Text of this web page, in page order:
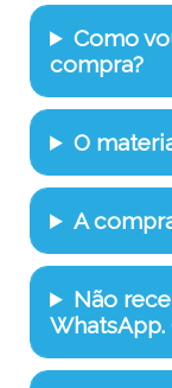
Como
compra?
O
A
Não
WhatsApp.